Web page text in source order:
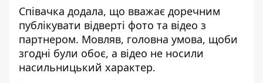
Співачка додала, що вважає доречним
публікувати відверті фото та відео з
партнером. Мовляв, головна умова, щоби
згодні були обоє, а відео не носили
насильницький характер.